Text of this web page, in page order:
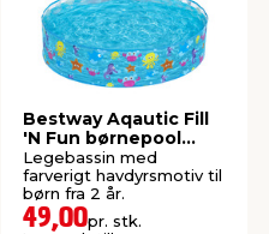
Bestway Aqautic Fill
'N Fun børnepool
Ø122 cm
Legebassin med
farverigt havdyrsmotiv til
børn fra 2 år.
49,00pr. stk.